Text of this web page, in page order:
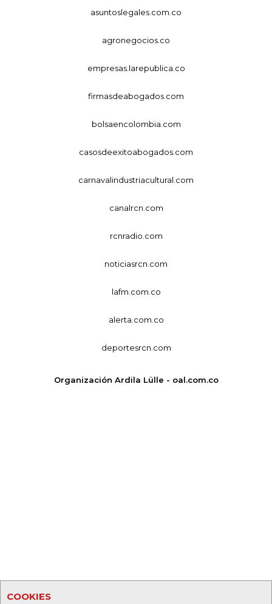
COOKIES
asuntoslegales.com.co
agronegocios.co
empresas.larepublica.co
firmasdeabogados.com
bolsaencolombia.com
casosdeexitoabogados.com
carnavalindustriacultural.com
canalrcn.com
rcnradio.com
noticiasrcn.com
lafm.com.co
alerta.com.co
deportesrcn.com
Organización Ardila Lülle - oal.com.co